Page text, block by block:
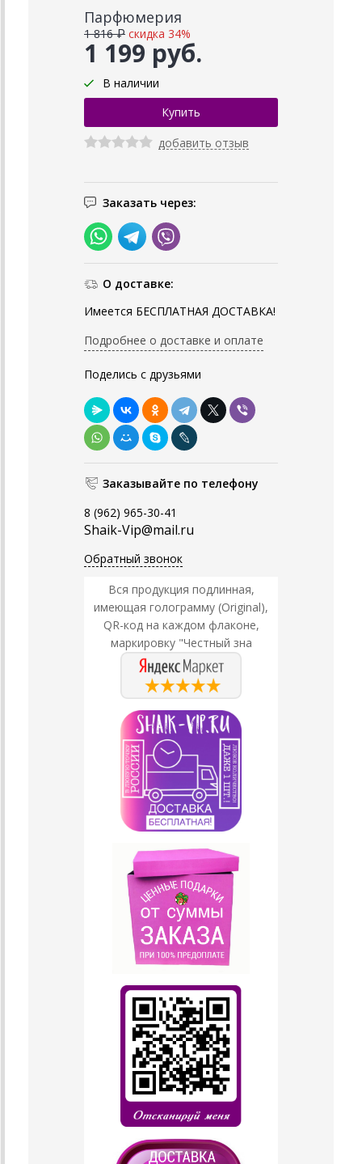
Парфюмерия
1 199 руб.
1 816 ₽ скидка 34%
В наличии
добавить отзыв
Заказать через:
О доставке:
Имеется БЕСПЛАТНАЯ ДОСТАВКА!
Подробнее о доставке и оплате
Поделись с друзьями
Заказывайте по телефону
8 (962) 965-30-41
Shaik-Vip@mail.ru
Обратный звонок
Вся продукция подлинная,
имеющая голограмму (Original),
QR-код на каждом флаконе,
маркировку "Честный зна